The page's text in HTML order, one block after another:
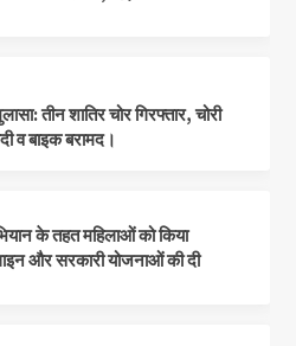
तीन शातिर चोर गिरफ्तार, चोरी
बाइक बरामद।
के तहत महिलाओं को किया
और सरकारी योजनाओं की दी